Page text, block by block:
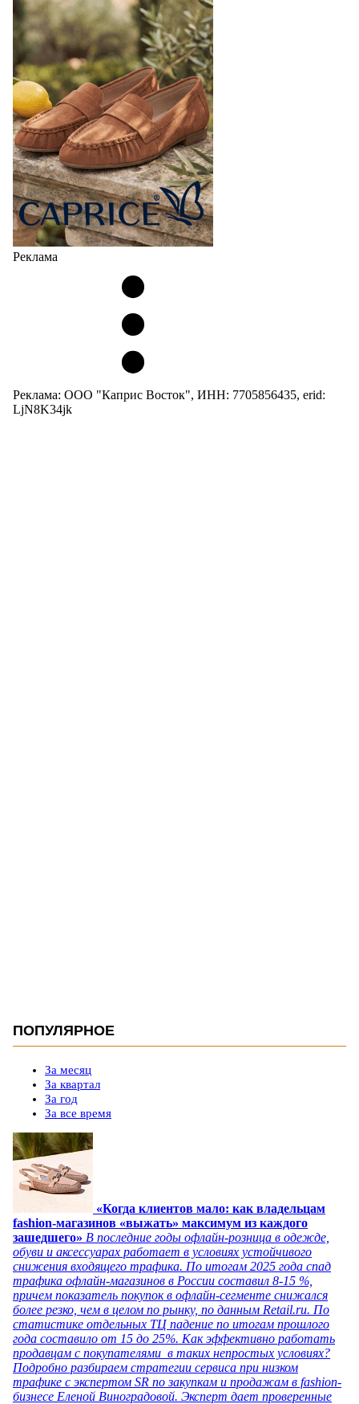
Реклама
Реклама: ООО "Каприс Восток", ИНН: 7705856435, erid:
LjN8K34jk
ПОПУЛЯРНОЕ
За месяц
За квартал
За год
За все время
«Когда клиентов мало: как владельцам
fashion-магазинов «выжать» максимум из каждого
зашедшего» В последние годы офлайн-розница в одежде,
обуви и аксессуарах работает в условиях устойчивого
снижения входящего трафика. По итогам 2025 года спад
трафика офлайн-магазинов в России составил 8-15 %,
причем показатель покупок в офлайн-сегменте снижался
более резко, чем в целом по рынку, по данным Retail.ru. По
статистике отдельных ТЦ падение по итогам прошлого
года составило от 15 до 25%. Как эффективно работать
продавцам с покупателями в таких непростых условиях?
Подробно разбираем стратегии сервиса при низком
трафике с экспертом SR по закупкам и продажам в fashion-
бизнесе Еленой Виноградовой. Эксперт дает проверенные